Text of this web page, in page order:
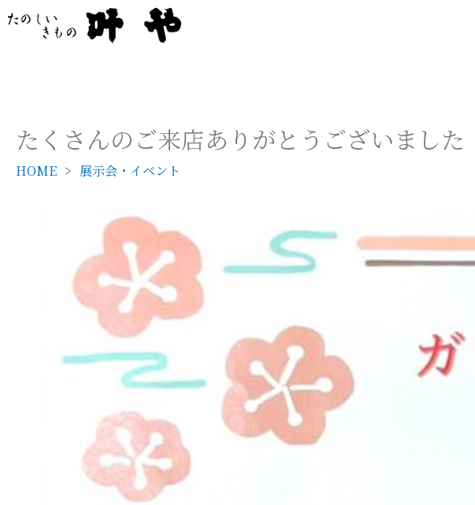
内
容
たくさんのご来店ありがとうございました
HOME 展示会・イベント